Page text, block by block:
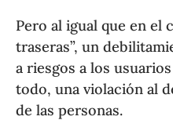
Pero al igual que en el
traseras”, un
a riesgos a los
todo, una violación al
de las personas.